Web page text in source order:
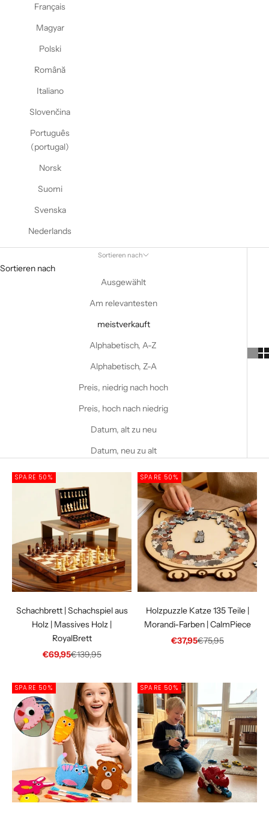
Français
Magyar
Polski
Română
Italiano
Slovenčina
Português
(portugal)
Norsk
Suomi
Svenska
Nederlands
Sortieren nach
Sortieren nach
Ausgewählt
Am relevantesten
meistverkauft
Alphabetisch, A-Z
Alphabetisch, Z-A
Preis, niedrig nach hoch
Preis, hoch nach niedrig
Datum, alt zu neu
Datum, neu zu alt
SPARE 50%
Schachbrett | Schachspiel aus
Holz | Massives Holz |
RoyalBrett
Angebot
€69,95Regulärer Preis
€139,95
SPARE 50%
Holzpuzzle Katze 135 Teile |
Morandi-Farben | CalmPiece
Angebot
€37,95Regulärer Preis
€75,95
SPARE 50% SPARE 50%